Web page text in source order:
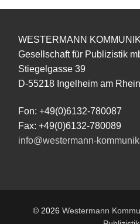
WESTERMANN
Gesellschaft für Publizistik
Stiegelgasse 39
D-55218 Ingelheim am Rhein
Fon: +49(0)6132-780087
Fax: +49(0)6132-780089
info@westermann-
© 2026 Westermann